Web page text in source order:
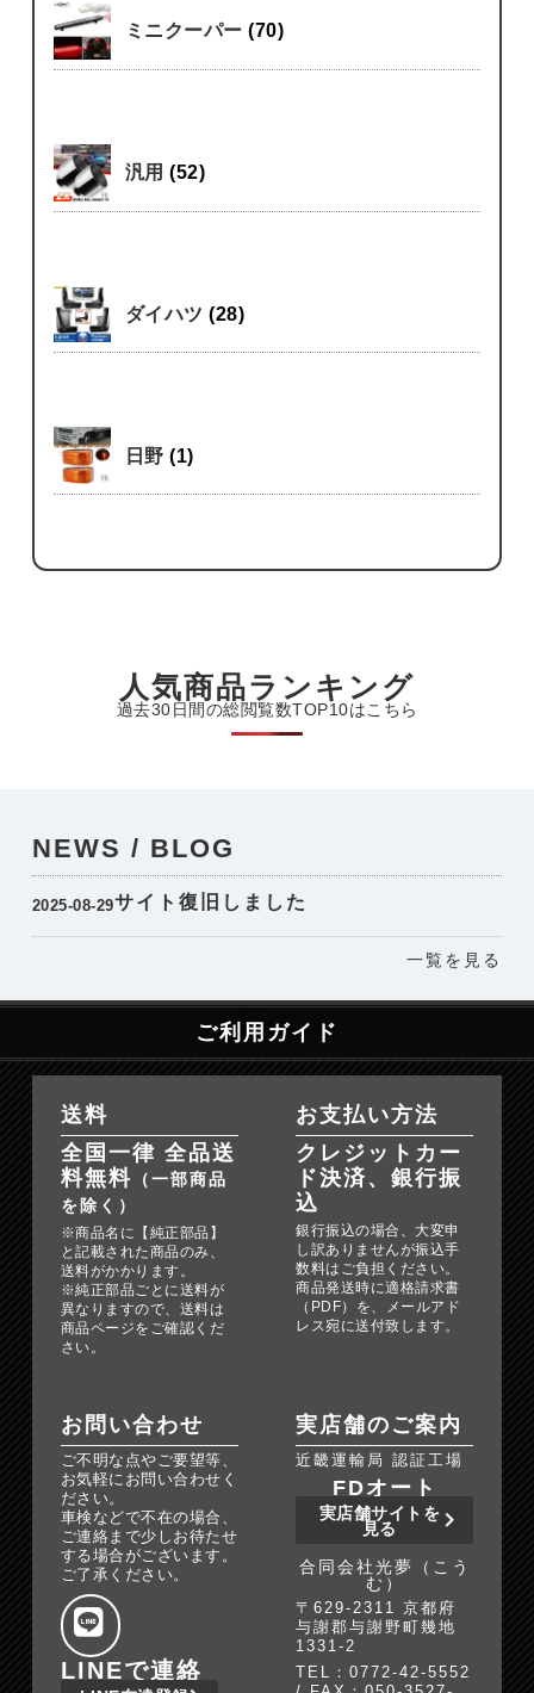
ミニクーパー(70)
汎用(52)
ダイハツ(28)
日野(1)
人気商品ランキング
過去30日間の総閲覧数TOP10はこちら
NEWS / BLOG
2025-08-29サイト復旧しました
一覧を見る
ご利用ガイド
送料
全国一律 全品送
料無料 （一部商品
を除く）
※商品名に【純正部品】
と記載された商品のみ、
送料がかかります。
※純正部品ごとに送料が
異なりますので、送料は
商品ページをご確認くだ
さい。
お支払い方法
クレジットカー
ド決済、銀行振
込
銀行振込の場合、大変申
し訳ありませんが振込手
数料はご負担ください。
商品発送時に適格請求書
（PDF）を、メールアド
レス宛に送付致します。
お問い合わせ
ご不明な点やご要望等、
お気軽にお問い合わせく
ださい。
車検などで不在の場合、
ご連絡まで少しお待たせ
する場合がございます。
ご了承ください。
LINEで連絡
実店舗のご案内
近畿運輸局 認証工場
FDオート
実店舗サイトを
見る
合同会社光夢（こう
む）
〒629-2311 京都府
与謝郡与謝野町幾地
1331-2
TEL：0772-42-5552